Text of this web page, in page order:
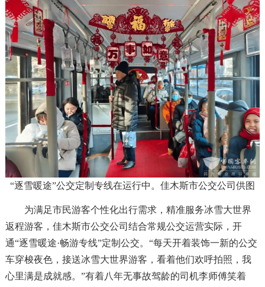
“逐雪暖途”公交定制专线在运行中。佳木斯市公交公司供图
为满足市民游客个性化出行需求，精准服务冰雪大世界
返程游客，佳木斯市公交公司结合常规公交运营实际，开
通“逐雪暖途·畅游专线”定制公交。“每天开着装饰一新的公交
车穿梭夜色，接送冰雪大世界游客，看着他们欢呼拍照，我
心里满是成就感。”有着八年无事故驾龄的司机李师傅笑着